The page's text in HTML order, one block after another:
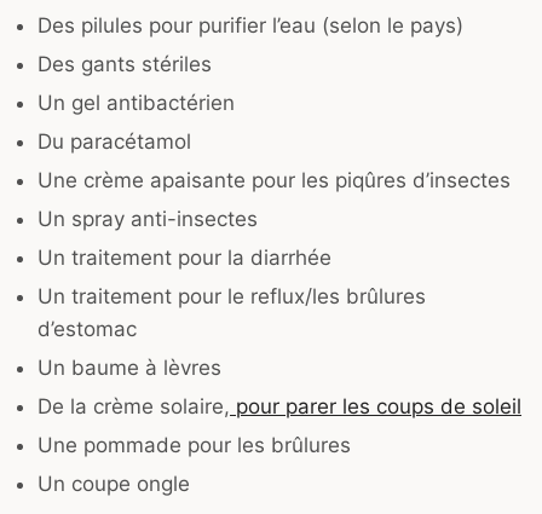
Des pilules pour purifier l’eau (selon le pays)
Des gants stériles
Un gel antibactérien
Du paracétamol
Une crème apaisante pour les piqûres d’insectes
Un spray anti-insectes
Un traitement pour la diarrhée
Un traitement pour le reflux/les brûlures
d’estomac
Un baume à lèvres
De la crème solaire, pour parer les coups de soleil
Une pommade pour les brûlures
Un coupe ongle